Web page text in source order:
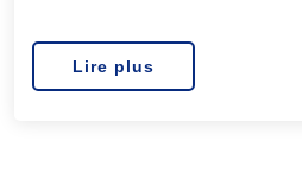
Lire plus